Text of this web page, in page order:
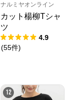
ナルミヤオンライン
カット楊柳Tシャ
ツ
4.9
(55件)
12